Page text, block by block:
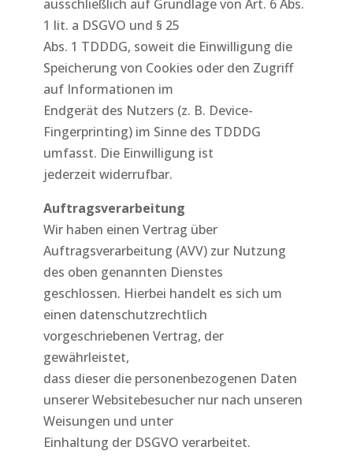
ausschließlich auf Grundlage von Art. 6 Abs.
1 lit. a DSGVO und § 25
Abs. 1 TDDDG, soweit die Einwilligung die
Speicherung von Cookies oder den Zugriff
auf Informationen im
Endgerät des Nutzers (z. B. Device-
Fingerprinting) im Sinne des TDDDG
umfasst. Die Einwilligung ist
jederzeit widerrufbar.
Auftragsverarbeitung
Wir haben einen Vertrag über
Auftragsverarbeitung (AVV) zur Nutzung
des oben genannten Dienstes
geschlossen. Hierbei handelt es sich um
einen datenschutzrechtlich
vorgeschriebenen Vertrag, der
gewährleistet,
dass dieser die personenbezogenen Daten
unserer Websitebesucher nur nach unseren
Weisungen und unter
Einhaltung der DSGVO verarbeitet.